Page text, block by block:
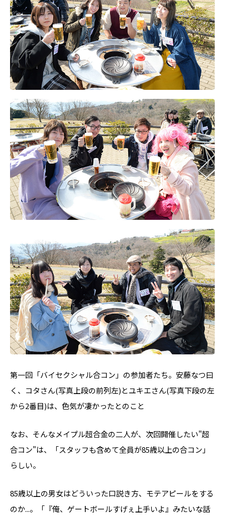
第一回「バイセクシャル合コン」の参加者たち。安藤なつ曰
く、コタさん(写真上段の前列左)とユキエさん(写真下段の左
から2番目)は、色気が凄かったとのこと
なお、そんなメイプル超合金の二人が、次回開催したい"超
合コン"は、「スタッフも含めて全員が85歳以上の合コン」
らしい。
85歳以上の男女はどういった口説き方、モテアピールをする
のか...。「『俺、ゲートボールすげぇ上手いよ』みたいな話